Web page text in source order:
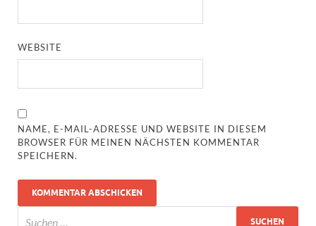
WEBSITE
NAME, E-MAIL-ADRESSE UND WEBSITE IN DIESEM
BROWSER FÜR MEINEN NÄCHSTEN KOMMENTAR
SPEICHERN.